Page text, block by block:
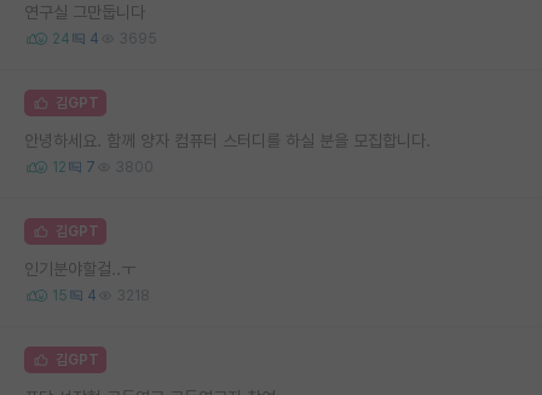
연구실 그만둡니다
24 4 3695
김GPT
안녕하세요. 함께 양자 컴퓨터 스터디를 하실 분을 모집합니다.
12 7 3800
김GPT
인기분야할걸..ㅜ
15 4 3218
김GPT